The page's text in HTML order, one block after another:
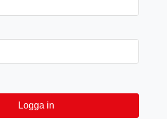
Logga in